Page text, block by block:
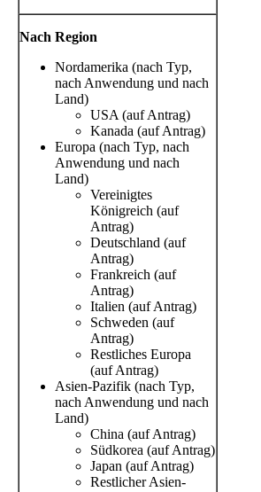
Nach Region
Nordamerika (nach Typ,
nach Anwendung und nach
Land)
USA (auf Antrag)
Kanada (auf Antrag)
Europa (nach Typ, nach
Anwendung und nach
Land)
Vereinigtes
Königreich (auf
Antrag)
Deutschland (auf
Antrag)
Frankreich (auf
Antrag)
Italien (auf Antrag)
Schweden (auf
Antrag)
Restliches Europa
(auf Antrag)
Asien-Pazifik (nach Typ,
nach Anwendung und nach
Land)
China (auf Antrag)
Südkorea (auf Antrag)
Japan (auf Antrag)
Restlicher Asien-